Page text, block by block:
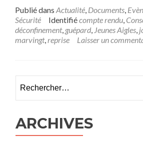
Publié dans Actualité, Documents,
Sécurité
Identifiécompte rendu,
déconfinement, guépard, Jeunes Aigles,
marvingt,reprise Laisser un
ARCHIVES